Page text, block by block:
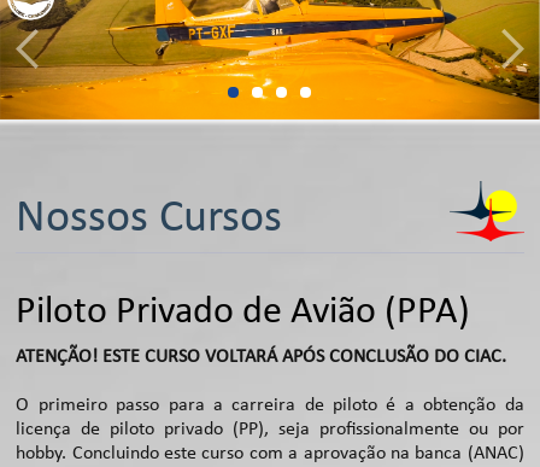
Nossos Cursos
Piloto Privado de Avião (PPA)
ATENÇÃO! ESTE CURSO VOLTARÁ APÓS CONCLUSÃO DO CIAC.
O primeiro passo para a carreira de piloto é a obtenção da
licença de piloto privado (PP), seja profissionalmente ou por
hobby. Concluindo este curso com a aprovação na banca (ANAC)